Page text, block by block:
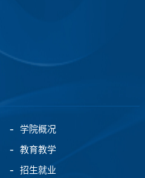
学院概况
教育教学
招生就业